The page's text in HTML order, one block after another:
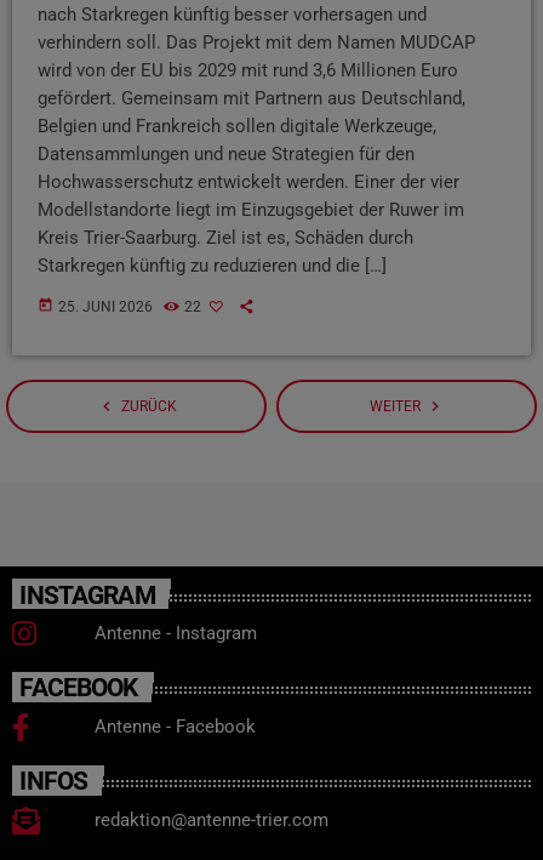
nach Starkregen künftig besser vorhersagen und
verhindern soll. Das Projekt mit dem Namen MUDCAP
wird von der EU bis 2029 mit rund 3,6 Millionen Euro
gefördert. Gemeinsam mit Partnern aus Deutschland,
Belgien und Frankreich sollen digitale Werkzeuge,
Datensammlungen und neue Strategien für den
Hochwasserschutz entwickelt werden. Einer der vier
Modellstandorte liegt im Einzugsgebiet der Ruwer im
Kreis Trier-Saarburg. Ziel ist es, Schäden durch
Starkregen künftig zu reduzieren und die […]
today 25. JUNI 2026 22
navigate_before ZURÜCK WEITER navigate_next
INSTAGRAM
Antenne - Instagram
FACEBOOK
Antenne - Facebook
INFOS
redaktion@antenne-trier.com